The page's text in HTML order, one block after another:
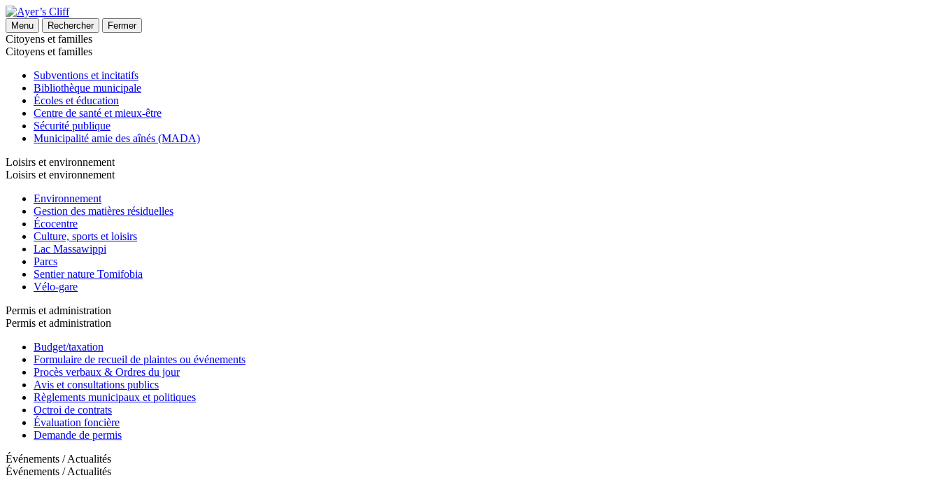
Menu Rechercher Fermer
Citoyens et familles
Citoyens et familles
Subventions et incitatifs
Bibliothèque municipale
Écoles et éducation
Centre de santé et mieux-être
Sécurité publique
Municipalité amie des aînés (MADA)
Loisirs et environnement
Loisirs et environnement
Environnement
Gestion des matières résiduelles
Écocentre
Culture, sports et loisirs
Lac Massawippi
Parcs
Sentier nature Tomifobia
Vélo-gare
Permis et administration
Permis et administration
Budget/taxation
Formulaire de recueil de plaintes ou événements
Procès verbaux & Ordres du jour
Avis et consultations publics
Règlements municipaux et politiques
Octroi de contrats
Évaluation foncière
Demande de permis
Événements / Actualités
Événements / Actualités